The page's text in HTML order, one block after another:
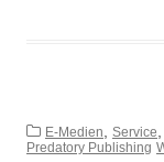
E-Medien Service
Predatory Publishing